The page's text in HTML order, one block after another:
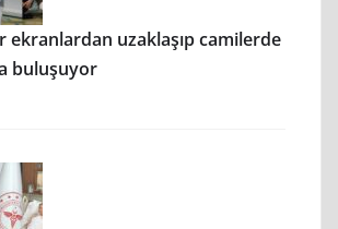
ekranlardan uzaklaşıp camilerde
buluşuyor